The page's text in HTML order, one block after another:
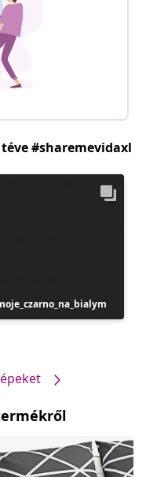
#sharemevidaxl